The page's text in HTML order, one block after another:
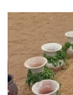
signe
tradition
pour
362ème
édition
Togo
Ékpé
2025
Le
Maire